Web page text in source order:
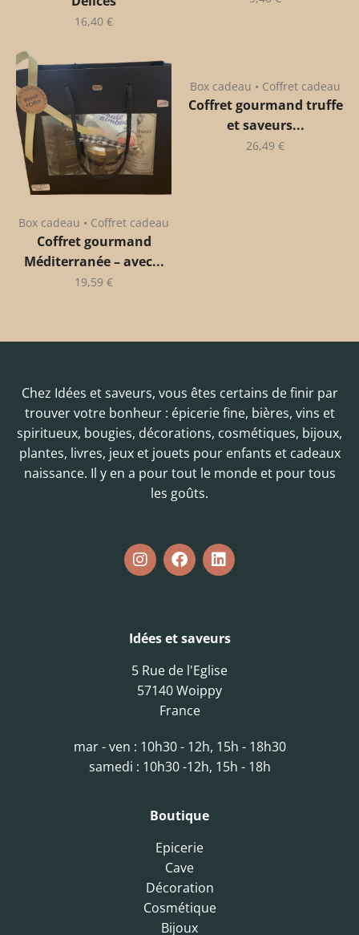
16,40 €
Box cadeau • Coffret cadeau
Coffret gourmand
Méditerranée – avec...
19,59 €
Box cadeau • Coffret cadeau
Coffret gourmand truffe
et saveurs...
26,49 €
Chez Idées et saveurs, vous êtes certains de finir par
trouver votre bonheur : épicerie fine, bières, vins et
spiritueux, bougies, décorations, cosmétiques, bijoux,
plantes, livres, jeux et jouets pour enfants et cadeaux
naissance. Il y en a pour tout le monde et pour tous
les goûts.
Idées et saveurs
5 Rue de l'Eglise
57140 Woippy
France
mar - ven : 10h30 - 12h, 15h - 18h30
samedi : 10h30 -12h, 15h - 18h
Boutique
Epicerie
Cave
Décoration
Cosmétique
Bijoux